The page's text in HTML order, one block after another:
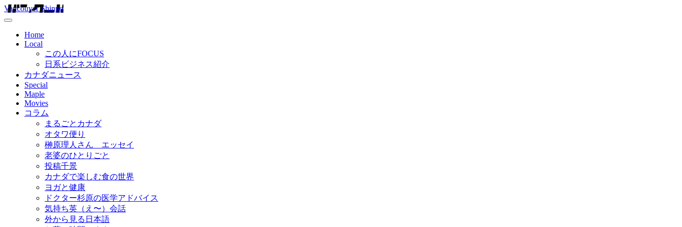
Vancouver Shinpo
Home
Local
この人にFOCUS
日系ビジネス紹介
カナダニュース
Special
Maple
Movies
コラム
まるごとカナダ
オタワ便り
榊原理人さん エッセイ
老婆のひとりごと
投稿千景
カナダで楽しむ食の世界
ヨガと健康
ドクター杉原の医学アドバイス
気持ち英（え〜）会話
外から見る日本語